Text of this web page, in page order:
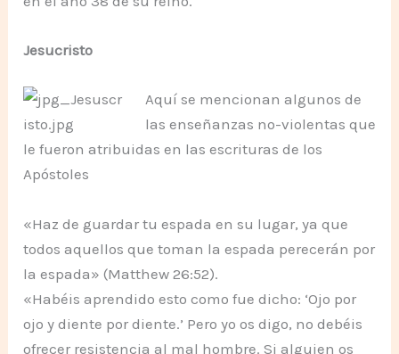
Jesucristo
Aquí se mencionan algunos de
las enseñanzas no-violentas que
le fueron atribuidas en las escrituras de los
Apóstoles
«Haz de guardar tu espada en su lugar, ya que
todos aquellos que toman la espada perecerán por
la espada» (Matthew 26:52).
«Habéis aprendido esto como fue dicho: ‘Ojo por
ojo y diente por diente.’ Pero yo os digo, no debéis
ofrecer resistencia al mal hombre. Si alguien os